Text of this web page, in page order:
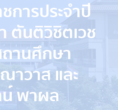
การประจำปี
ตันติวิชิตเวช
านศึกษา
าวาส และ
พาผล